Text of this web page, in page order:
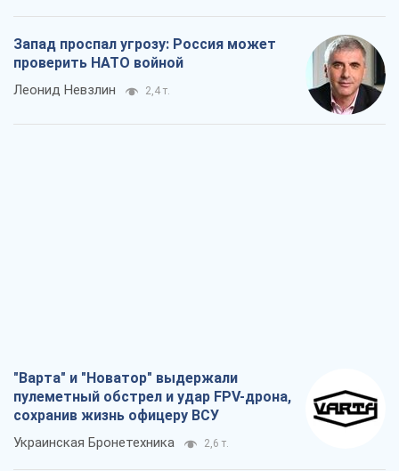
Запад проспал угрозу: Россия может
проверить НАТО войной
Леонид Невзлин 2,4 т.
"Варта" и "Новатор" выдержали
пулеметный обстрел и удар FPV-дрона,
сохранив жизнь офицеру ВСУ
Украинская Бронетехника 2,6 т.